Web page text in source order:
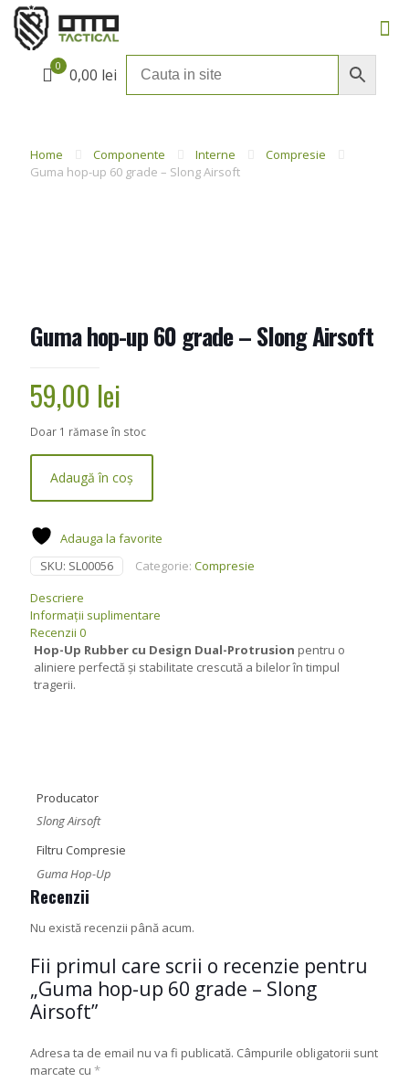
0 0,00 lei
Home Componente Interne
Compresie
Guma hop-up 60 grade – Slong Airsoft
Guma hop-up 60 grade – Slong Airsoft
59,00 lei
Doar 1 rămase în stoc
Adaugă în coș
Adauga la favorite
SKU: SL00056 Categorie: Compresie
Descriere
Informații suplimentare
Recenzii 0
Hop-Up Rubber cu Design Dual-Protrusion pentru o
aliniere perfectă și stabilitate crescută a bilelor în timpul
tragerii.
Producator
Slong Airsoft
Filtru Compresie
Guma Hop-Up
Recenzii
Nu există recenzii până acum.
Fii primul care scrii o recenzie pentru
„Guma hop-up 60 grade – Slong
Airsoft”
Adresa ta de email nu va fi publicată. Câmpurile obligatorii sunt
marcate cu *